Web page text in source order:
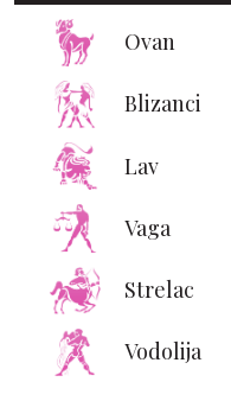
Ovan
Blizanci
Lav
Vaga
Strelac
Vodolija